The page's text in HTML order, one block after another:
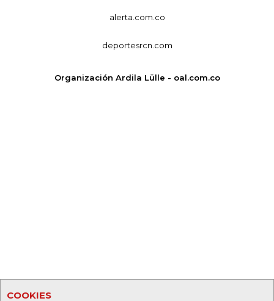
COOKIES
alerta.com.co
deportesrcn.com
Organización Ardila Lülle - oal.com.co